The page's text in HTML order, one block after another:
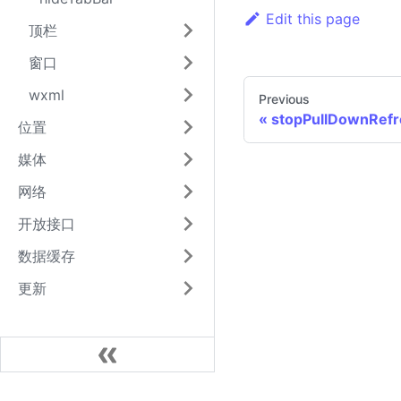
顶栏
窗口
wxml
位置
媒体
网络
开放接口
数据缓存
更新
Edit this page
Previous